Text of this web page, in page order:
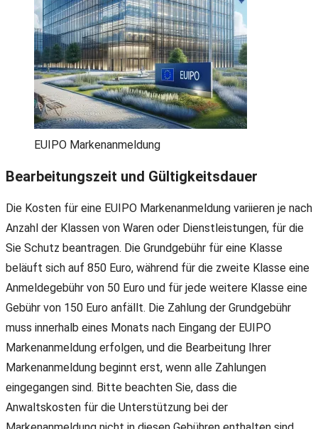
EUIPO Markenanmeldung
Bearbeitungszeit und Gültigkeitsdauer
Die Kosten für eine EUIPO Markenanmeldung variieren je nach
Anzahl der Klassen von Waren oder Dienstleistungen, für die
Sie Schutz beantragen. Die Grundgebühr für eine Klasse
beläuft sich auf 850 Euro, während für die zweite Klasse eine
Anmeldegebühr von 50 Euro und für jede weitere Klasse eine
Gebühr von 150 Euro anfällt. Die Zahlung der Grundgebühr
muss innerhalb eines Monats nach Eingang der EUIPO
Markenanmeldung erfolgen, und die Bearbeitung Ihrer
Markenanmeldung beginnt erst, wenn alle Zahlungen
eingegangen sind. Bitte beachten Sie, dass die
Anwaltskosten für die Unterstützung bei der